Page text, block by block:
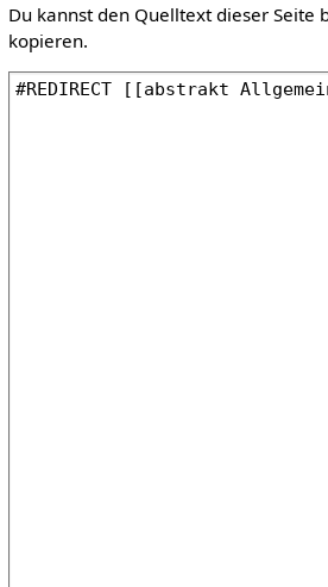
Du kannst den Quelltext dieser Seite
kopieren.